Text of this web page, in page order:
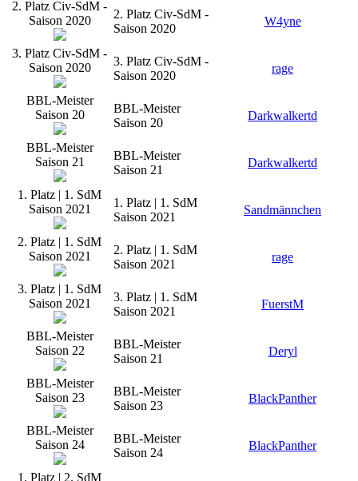
2. Platz Civ-SdM -
Saison 2020
2. Platz Civ-SdM -
Saison 2020
W4yne
3. Platz Civ-SdM -
Saison 2020
3. Platz Civ-SdM -
Saison 2020
rage
BBL-Meister
Saison 20
BBL-Meister
Saison 20
Darkwalkertd
BBL-Meister
Saison 21
BBL-Meister
Saison 21
Darkwalkertd
1. Platz | 1. SdM
Saison 2021
1. Platz | 1. SdM
Saison 2021
Sandmännchen
2. Platz | 1. SdM
Saison 2021
2. Platz | 1. SdM
Saison 2021
rage
3. Platz | 1. SdM
Saison 2021
3. Platz | 1. SdM
Saison 2021
FuerstM
BBL-Meister
Saison 22
BBL-Meister
Saison 21
Deryl
BBL-Meister
Saison 23
BBL-Meister
Saison 23
BlackPanther
BBL-Meister
Saison 24
BBL-Meister
Saison 24
BlackPanther
1. Platz | 2. SdM